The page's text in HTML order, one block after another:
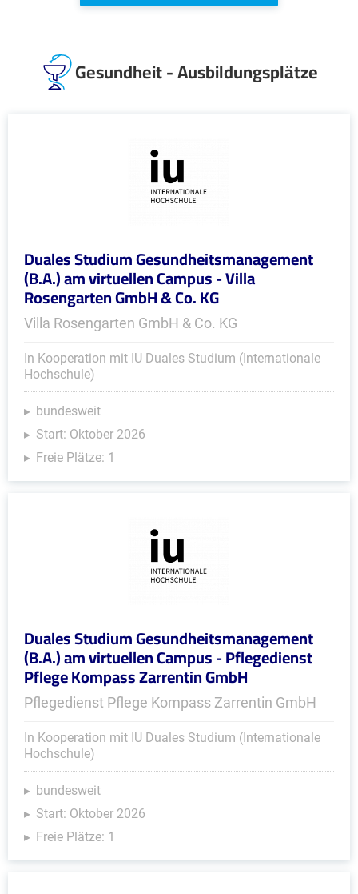
Gesundheit - Ausbildungsplätze
Duales Studium Gesundheitsmanagement
(B.A.) am virtuellen Campus - Villa
Rosengarten GmbH & Co. KG
Villa Rosengarten GmbH & Co. KG
In Kooperation mit IU Duales Studium (Internationale
Hochschule)
bundesweit
Start: Oktober 2026
Freie Plätze: 1
Duales Studium Gesundheitsmanagement
(B.A.) am virtuellen Campus - Pflegedienst
Pflege Kompass Zarrentin GmbH
Pflegedienst Pflege Kompass Zarrentin GmbH
In Kooperation mit IU Duales Studium (Internationale
Hochschule)
bundesweit
Start: Oktober 2026
Freie Plätze: 1